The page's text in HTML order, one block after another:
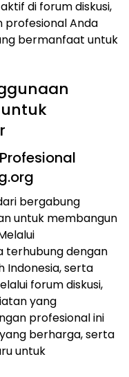
di forum diskusi,
profesional Anda
bermanfaat untuk
bergabung
untuk membangun
terhubung dengan
Indonesia, serta
forum diskusi,
yang
profesional ini
berharga, serta
untuk